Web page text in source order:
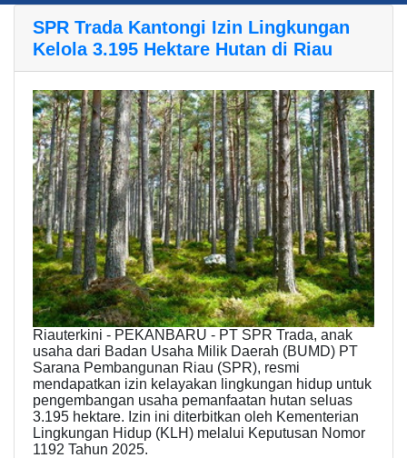
SPR Trada Kantongi Izin Lingkungan
Kelola 3.195 Hektare Hutan di Riau
Riauterkini - PEKANBARU - PT SPR Trada, anak
usaha dari Badan Usaha Milik Daerah (BUMD) PT
Sarana Pembangunan Riau (SPR), resmi
mendapatkan izin kelayakan lingkungan hidup untuk
pengembangan usaha pemanfaatan hutan seluas
3.195 hektare. Izin ini diterbitkan oleh Kementerian
Lingkungan Hidup (KLH) melalui Keputusan Nomor
1192 Tahun 2025.